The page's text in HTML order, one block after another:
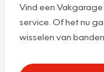
Vind een
service. Of het nu
wisselen van